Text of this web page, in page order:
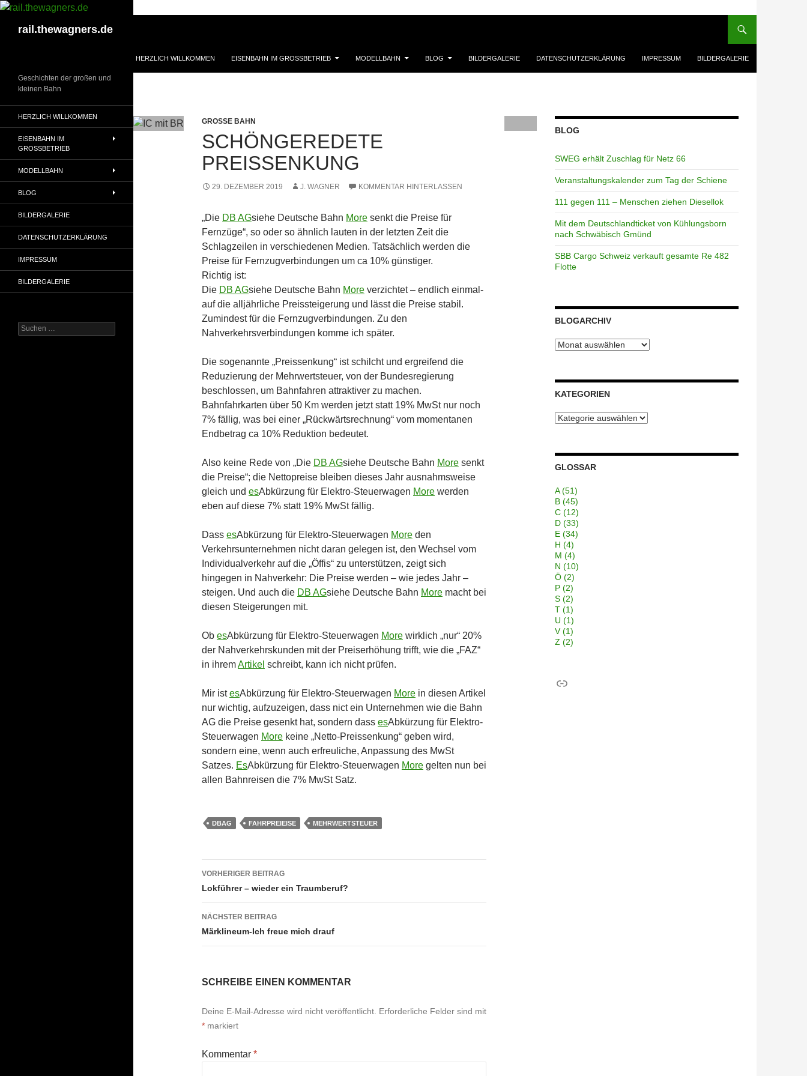
Zum
springenrail.thewagners.de
HERZLICH WILLKOMMEN EISENBAHN IM GROSSBETRIEB MODELLBAHN BLOG BILDERGALERIE DATENSCHUTZERKLÄRUNG IMPRESSUM BILDERGALERIE
GROSSE BAHN
SCHÖNGEREDETE
PREISSENKUNG
29. DEZEMBER 2019 J. WAGNER KOMMENTAR HINTERLASSEN
„Die DB AGsiehe Deutsche Bahn More senkt die Preise für
Fernzüge“, so oder so ähnlich lauten in der letzten Zeit die
Schlagzeilen in verschiedenen Medien. Tatsächlich werden die
Preise für Fernzugverbindungen um ca 10% günstiger.
Richtig ist:
Die DB AGsiehe Deutsche Bahn More verzichtet – endlich einmal-
auf die alljährliche Preissteigerung und lässt die Preise stabil.
Zumindest für die Fernzugverbindungen. Zu den
Nahverkehrsverbindungen komme ich später.
Die sogenannte „Preissenkung“ ist schilcht und ergreifend die
Reduzierung der Mehrwertsteuer, von der Bundesregierung
beschlossen, um Bahnfahren attraktiver zu machen.
Bahnfahrkarten über 50 Km werden jetzt statt 19% MwSt nur noch
7% fällig, was bei einer „Rückwärtsrechnung“ vom momentanen
Endbetrag ca 10% Reduktion bedeutet.
Also keine Rede von „Die DB AGsiehe Deutsche Bahn More senkt
die Preise“; die Nettopreise bleiben dieses Jahr ausnahmsweise
gleich und esAbkürzung für Elektro-Steuerwagen More werden
eben auf diese 7% statt 19% MwSt fällig.
Dass esAbkürzung für Elektro-Steuerwagen More den
Verkehrsunternehmen nicht daran gelegen ist, den Wechsel vom
Individualverkehr auf die „Öffis“ zu unterstützen, zeigt sich
hingegen in Nahverkehr: Die Preise werden – wie jedes Jahr –
steigen. Und auch die DB AGsiehe Deutsche Bahn More macht bei
diesen Steigerungen mit.
Ob esAbkürzung für Elektro-Steuerwagen More wirklich „nur“ 20%
der Nahverkehrskunden mit der Preiserhöhung trifft, wie die „FAZ“
in ihremArtikel schreibt, kann ich nicht prüfen.
Mir istesAbkürzung für Elektro-Steuerwagen More in diesen Artikel
nur wichtig, aufzuzeigen, dass nict ein Unternehmen wie die Bahn
AG die Preise gesenkt hat, sondern dass esAbkürzung für Elektro-
Steuerwagen More keine „Netto-Preissenkung“ geben wird,
sondern eine, wenn auch erfreuliche, Anpassung des MwSt
Satzes. EsAbkürzung für Elektro-Steuerwagen More gelten nun bei
allen Bahnreisen die 7% MwSt Satz.
DBAG FAHRPREIEISE MEHRWERTSTEUER
Beitragsnavigation
VORHERIGER BEITRAG
Lokführer – wieder ein Traumberuf?
NÄCHSTER BEITRAG
Märklineum-Ich freue mich drauf
SCHREIBE EINEN KOMMENTAR
Deine E-Mail-Adresse wird nicht veröffentlicht. Erforderliche Felder sind mit
* markiert
Kommentar *
BLOG
SWEG erhält Zuschlag für Netz 66
Veranstaltungskalender zum Tag der Schiene
111 gegen 111 – Menschen ziehen Diesellok
Mit dem Deutschlandticket von Kühlungsborn
nach Schwäbisch Gmünd
SBB Cargo Schweiz verkauft gesamte Re 482
Flotte
BLOGARCHIV
Blogarchiv
KATEGORIEN
Kategorien
GLOSSAR
A(51)
B (45)
C (12)
D (33)
E (34)
H (4)
M (4)
N (10)
Ö (2)
P (2)
S (2)
T (1)
U (1)
V(1)
Z (2)
Link
Geschichten der großen und
kleinen Bahn
HERZLICH WILLKOMMEN
EISENBAHN IM
GROSSBETRIEB
MODELLBAHN
BLOG
BILDERGALERIE
DATENSCHUTZERKLÄRUNG
IMPRESSUM
BILDERGALERIE
Suchen
nach: